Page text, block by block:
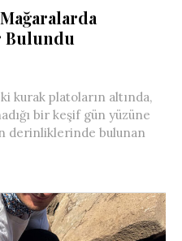
Bulundu
kurak platoların altında,
bir keşif gün yüzüne
derinliklerinde bulunan